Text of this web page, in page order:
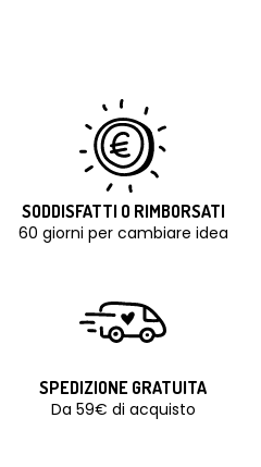
SODDISFATTI O RIMBORSATI
60 giorni per cambiare idea
SPEDIZIONE GRATUITA
Da 59€ di acquisto